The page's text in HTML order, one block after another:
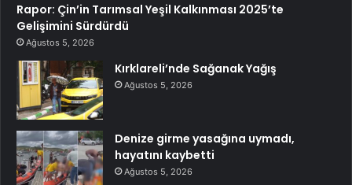
Rapor: Çin’in Tarımsal Yeşil Kalkınması 2025’te
Gelişimini Sürdürdü
Ağustos 5, 2026
Kırklareli’nde Sağanak Yağış
Ağustos 5, 2026
Denize girme yasağına uymadı,
hayatını kaybetti
Ağustos 5, 2026